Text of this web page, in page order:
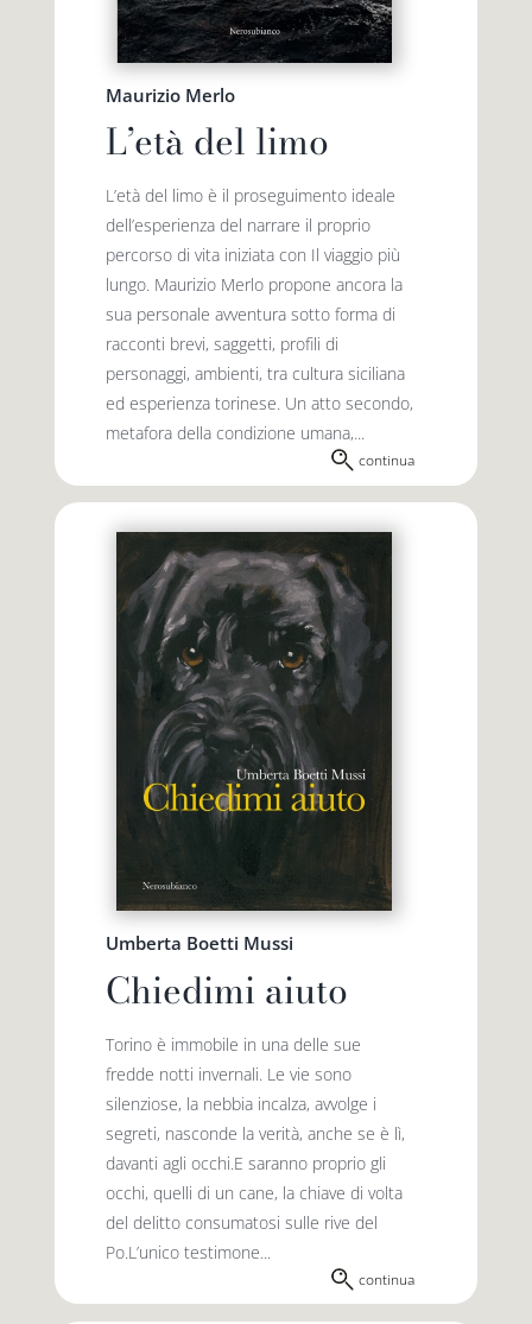
i traghetti
le zattere
i fuori collana
Premio letterario Giallovalle
il tuo carrello
Maurizio Merlo
L’età del limo
L’età del limo è il proseguimento ideale
dell’esperienza del narrare il proprio
percorso di vita iniziata con Il viaggio più
lungo. Maurizio Merlo propone ancora la
sua personale avventura sotto forma di
racconti brevi, saggetti, profili di
personaggi, ambienti, tra cultura siciliana
ed esperienza torinese. Un atto secondo,
metafora della condizione umana,...
continua
Umberta Boetti Mussi
Chiedimi aiuto
Torino è immobile in una delle sue
fredde notti invernali. Le vie sono
silenziose, la nebbia incalza, avvolge i
segreti, nasconde la verità, anche se è lì,
davanti agli occhi.E saranno proprio gli
occhi, quelli di un cane, la chiave di volta
del delitto consumatosi sulle rive del
Po.L’unico testimone...
continua